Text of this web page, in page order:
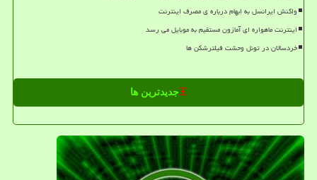
واکنش ایرانسل به ابهام درباره ی مصرف اینترنت
اینترنت ماهواره ای آمازون مستقیم به موبایل می رسد
خردسالان در تونل وحشت فیلترشکن ها
جدیدترین ها